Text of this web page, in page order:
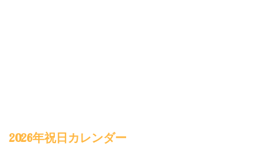
2026年祝日カレンダー